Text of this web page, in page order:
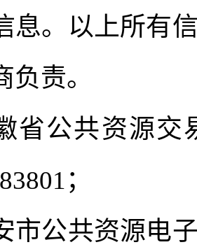
息。以上所有
负责。
省公共资源交
；
公共资源电